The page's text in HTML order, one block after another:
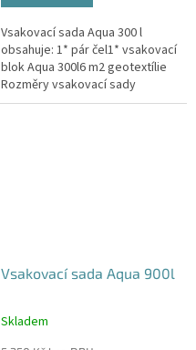
hvězdiček.
Vsakovací sada Aqua 300 l
obsahuje: 1* pár čel1* vsakovací
blok Aqua 300l6 m2 geotextílie
Rozměry vsakovací sady
120x80x52 cm Nosnost bloků až
Vsakovací sada Aqua 900l
Průměrné
Skladem